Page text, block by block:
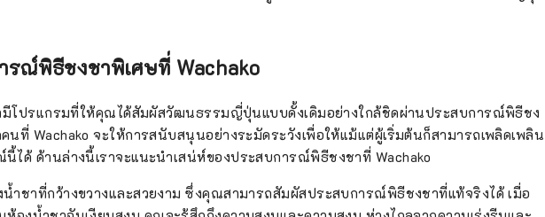
รณ์พิธีชงชาพิเศษที่ Wachako
ามีโปรแกรมที่ให้คุณได้สัมผัสวัฒนธรรมญี่ปุ่นแบบดั้งเดิมอย่างใกล้ชิดผ่านประสบการณ์พิธีชง
ที่ Wachako จะให้การสนับสนุนอย่างระมัดระวังเพื่อให้แม้แต่ผู้เริ่มต้นก็สามารถเพลิดเพลิน
ได้ ด้านล่างนี้เราจะแนะนำเสน่ห์ของประสบการณ์พิธีชงชาที่ Wachako
น้ำชาที่กว้างขวางและสวยงาม ซึ่งคุณสามารถสัมผัสประสบการณ์พิธีชงชาที่แท้จริงได้ เมื่อ